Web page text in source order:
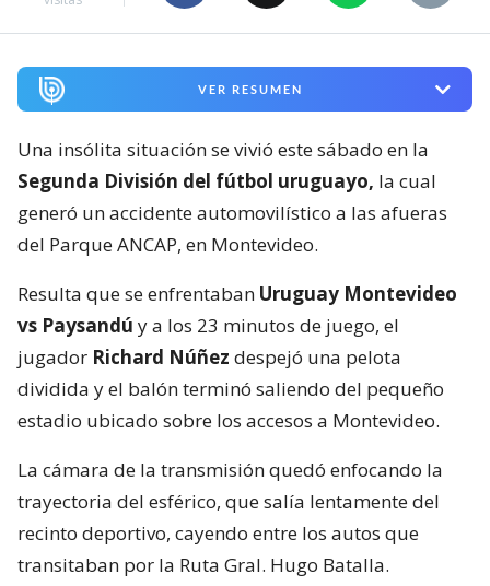
VER RESUMEN
Una insólita situación se vivió este sábado en la
Segunda División del fútbol uruguayo, la cual
generó un accidente automovilístico a las afueras
del Parque ANCAP, en Montevideo.
Resulta que se enfrentaban Uruguay Montevideo
vs Paysandú y a los 23 minutos de juego, el
jugador Richard Núñez despejó una pelota
dividida y el balón terminó saliendo del pequeño
estadio ubicado sobre los accesos a Montevideo.
La cámara de la transmisión quedó enfocando la
trayectoria del esférico, que salía lentamente del
recinto deportivo, cayendo entre los autos que
transitaban por la Ruta Gral. Hugo Batalla.